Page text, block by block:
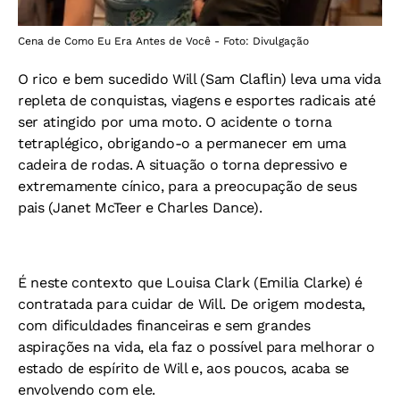
Cena de Como Eu Era Antes de Você - Foto: Divulgação
O rico e bem sucedido Will (Sam Claflin) leva uma vida
repleta de conquistas, viagens e esportes radicais até
ser atingido por uma moto. O acidente o torna
tetraplégico, obrigando-o a permanecer em uma
cadeira de rodas. A situação o torna depressivo e
extremamente cínico, para a preocupação de seus
pais (Janet McTeer e Charles Dance).
É neste contexto que Louisa Clark (Emilia Clarke) é
contratada para cuidar de Will. De origem modesta,
com dificuldades financeiras e sem grandes
aspirações na vida, ela faz o possível para melhorar o
estado de espírito de Will e, aos poucos, acaba se
envolvendo com ele.